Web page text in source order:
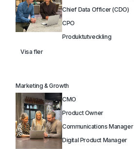
Chief Data Officer (CDO)
CPO
Produktutveckling
Visa fler
Marketing & Growth
CMO
Product Owner
Communications Manager
Digital Product Manager